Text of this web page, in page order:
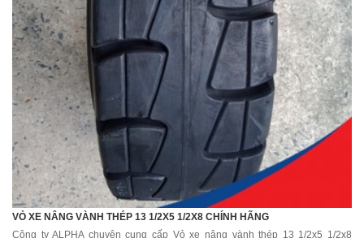
VỎ XE NÂNG VÀNH THÉP 13 1/2X5 1/2X8 CHÍNH HÃNG
Công ty ALPHA chuyên cung cấp Vỏ xe nâng vành thép 13 1/2x5 1/2x8